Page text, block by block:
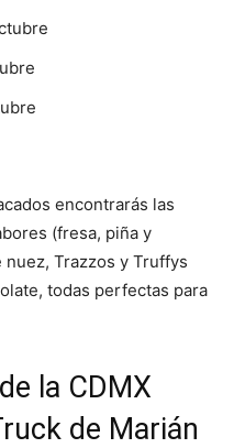
encontrarás las
(fresa, piña y
Trazzos y Truffys
todas perfectas para
la CDMX
de Marián